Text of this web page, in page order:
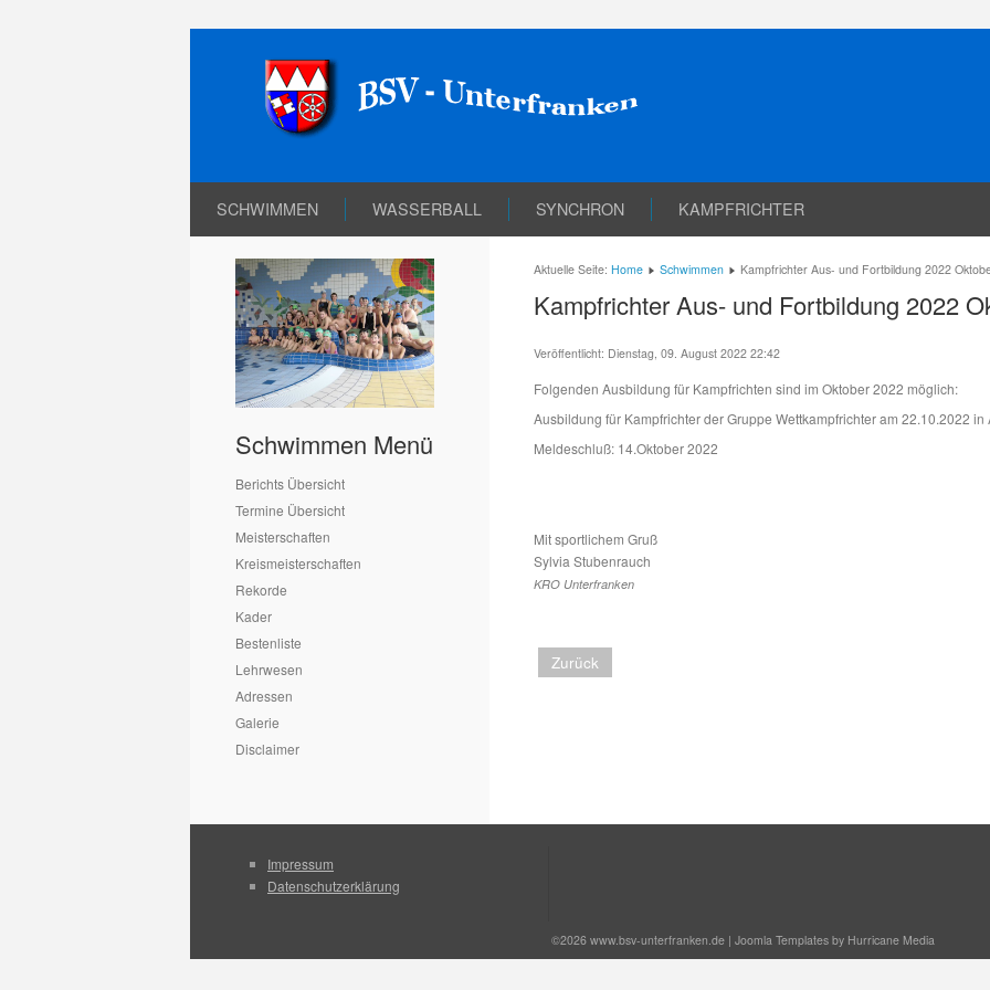
SCHWIMMEN WASSERBALL SYNCHRON KAMPFRICHTER
Schwimmen Menü
Berichts Übersicht
Termine Übersicht
Meisterschaften
Kreismeisterschaften
Rekorde
Kader
Bestenliste
Lehrwesen
Adressen
Galerie
Disclaimer
Aktuelle Seite: Home Schwimmen Kampfrichter Aus- und Fortbildung 2022
Kampfrichter Aus- und Fortbildung 2022
Veröffentlicht: Dienstag, 09. August 2022 22:42
Folgenden Ausbildung für Kampfrichten sind im Oktober 2022 möglich:
Ausbildung für Kampfrichter der Gruppe Wettkampfrichter am 22.10.2022 in
Meldeschluß: 14.Oktober 2022
Mit sportlichem Gruß
Sylvia Stubenrauch
KRO Unterfranken
Zurück
Impressum
Datenschutzerklärung
©2026 www.bsv-unterfranken.de | Joomla Templates by Hurricane Media